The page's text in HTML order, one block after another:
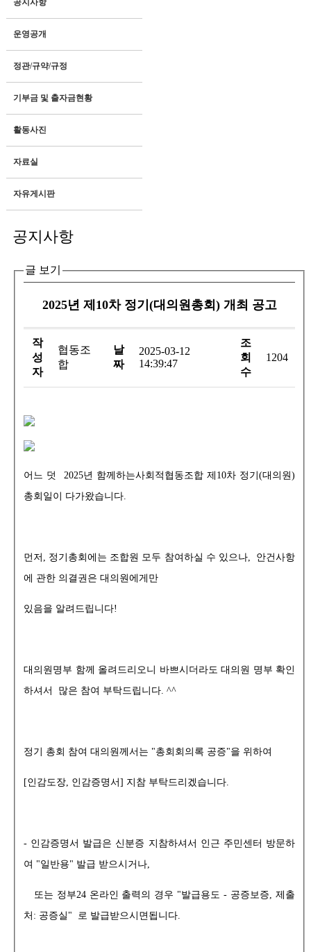
공지사항
운영공개
정관/규약/규정
기부금 및 출자금현황
활동사진
자료실
자유게시판
공지사항
글 보기
2025년 제10차 정기(대의원총회) 개최 공고
작
성
자
협동조
합
날
짜
2025-03-12
14:39:47
조
회
수
1204
어느 덧 2025년 함께하는사회적협동조합 제10차 정기(대의원)
총회일이 다가왔습니다.
먼저, 정기총회에는 조합원 모두 참여하실 수 있으나, 안건사항
에 관한 의결권은 대의원에게만
있음을 알려드립니다!
대의원명부 함께 올려드리오니 바쁘시더라도 대의원 명부 확인
하셔서 많은 참여 부탁드립니다. ^^
정기 총회 참여 대의원께서는 "총회회의록 공증"을 위하여
[인감도장, 인감증명서] 지참 부탁드리겠습니다.
- 인감증명서 발급은 신분증 지참하셔서 인근 주민센터 방문하
여 "일반용" 발급 받으시거나,
또는 정부24 온라인 출력의 경우 "발급용도 - 공증보증, 제출
처: 공증실" 로 발급받으시면됩니다.